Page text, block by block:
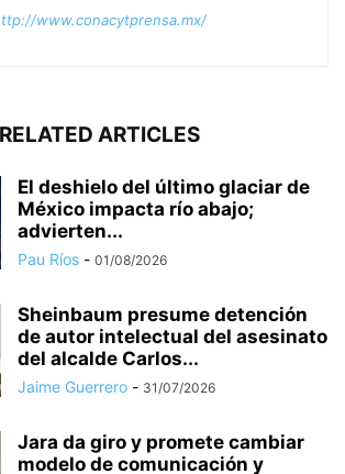
www.conacytprensa.mx/
RELATED ARTICLES
El deshielo del último glaciar de
México impacta río abajo;
advierten...
Pau Ríos - 01/08/2026
Sheinbaum presume detención
de autor intelectual del asesinato
del alcalde Carlos...
Jaime Guerrero - 31/07/2026
Jara da giro y promete cambiar
modelo de comunicación y